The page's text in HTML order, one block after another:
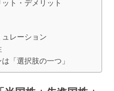
ト・デメリット
レーション
「選択肢の一つ」